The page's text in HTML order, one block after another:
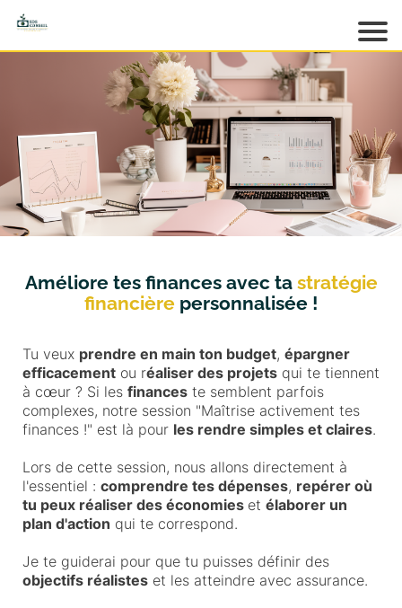
Acc
es
pr
o
d
ui
ts
es
gr
M
o
n
p
d
es
ar
Améliore tes finances avec ta stratégie
financière personnalisée !
Tu veux prendre en main ton budget, épargner
efficacement ou réaliser des projets qui te tiennent
à cœur ? Si les finances te semblent parfois
complexes, notre session "Maîtrise activement tes
finances !" est là pour les rendre simples et claires.
Lors de cette session, nous allons directement à
l'essentiel : comprendre tes dépenses, repérer où
tu peux réaliser des économies et élaborer un
plan d'action qui te correspond.
Je te guiderai pour que tu puisses définir des
objectifs réalistes et les atteindre avec assurance.